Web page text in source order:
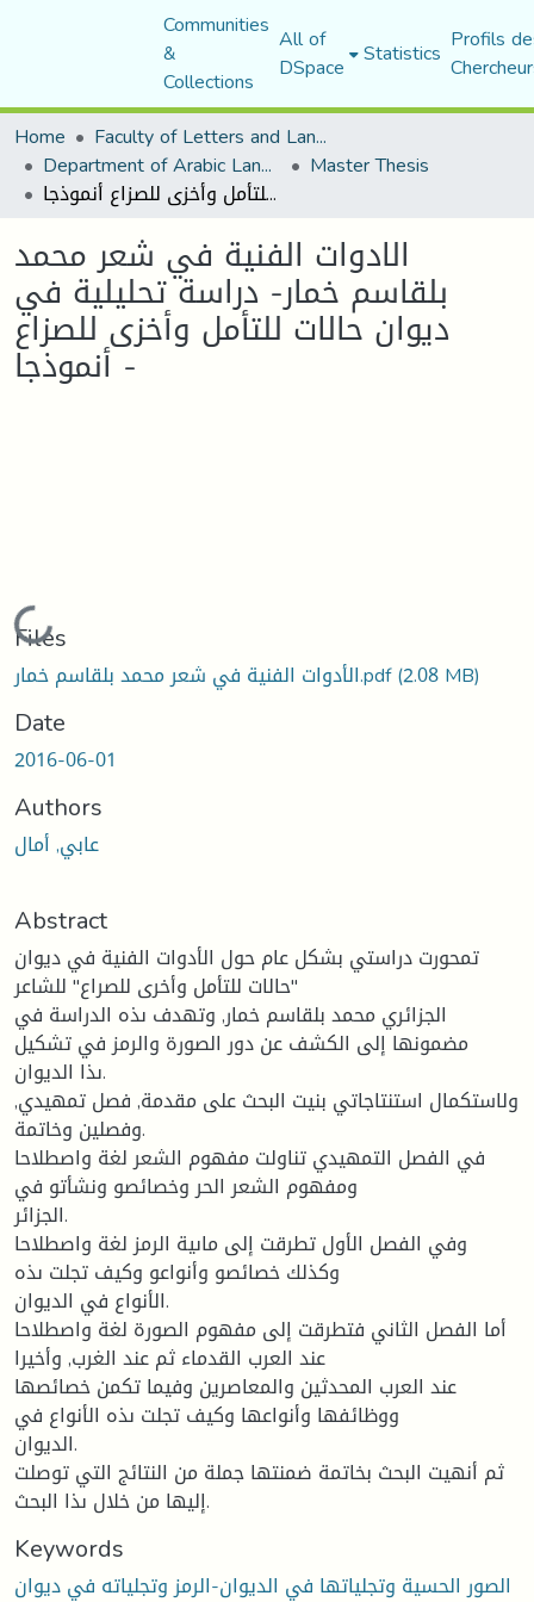
Communities
&
Collections
All of
DSpace Statistics Profils
Home
Faculty of Letters and Languages
Department of Arabic Language and Literature Master Thesis
الادوات الفنية في شعر محمد بلقاسم خمار- دراسة تحليلية في ديوان حالات للتأمل وأخزى للصزاع أنموذجا -
الادوات الفنية في شعر محمد
بلقاسم خمار- دراسة تحليلية في
ديوان حالات للتأمل وأخزى للصزاع
أنموذجا -
Loading...
Files
الأدوات الفنية في شعر محمد بلقاسم خمار.pdf(2.08 MB)
Date
2016-06-01
Authors
عابي, أمال
Abstract
تمحورت دراستي بشكل عام حول الأدوات الفنية في ديوان
"حالات للتأمل وأخرى للصراع" للشاعر
الجزائري محمد بلقاسم خمار, وتهدف ىذه الدراسة في
مضمونها إلى الكشف عن دور الصورة والرمز في تشكيل
ىذا الديوان.
ولاستكمال استنتاجاتي بنيت البحث على مقدمة, فصل تمهيدي,
وفصلين وخاتمة.
في الفصل التمهيدي تناولت مفهوم الشعر لغة واصطلاحا
ومفهوم الشعر الحر وخصائصو ونشأتو في
الجزائر.
وفي الفصل الأول تطرقت إلى ماىية الرمز لغة واصطلاحا
وكذلك خصائصو وأنواعو وكيف تجلت ىذه
الأنواع في الديوان.
أما الفصل الثاني فتطرقت إلى مفهوم الصورة لغة واصطلاحا
عند العرب القدماء ثم عند الغرب, وأخيرا
عند العرب المحدثين والمعاصرين وفيما تكمن خصائصها
ووظائفها وأنواعها وكيف تجلت ىذه الأنواع في
الديوان.
ثم أنهيت البحث بخاتمة ضمنتها جملة من النتائج التي توصلت
إليها من خلال ىذا البحث.
Keywords
الصور الحسية وتجلياتها في الديوان-الرمز وتجلياته في ديوان